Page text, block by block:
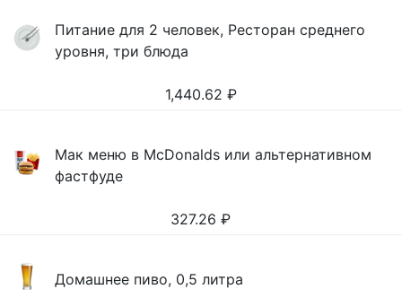
Питание для 2 человек, Ресторан среднего
уровня, три блюда
1,440.62 ₽
Мак меню в McDonalds или альтернативном
фастфуде
327.26 ₽
Домашнее пиво, 0,5 литра